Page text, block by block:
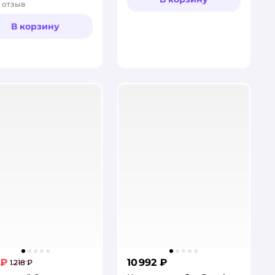
отзыв
В корзину
1 218 ₽ 10 992 ₽